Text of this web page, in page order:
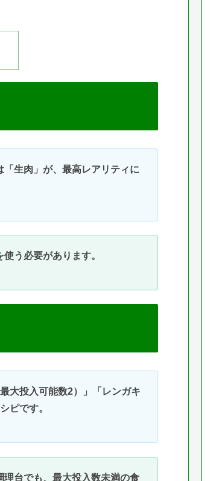
生肉」が、最高レアリティに
う必要があります。
大投入可能数2）」「レンガキ
ピです。
理台でも、最大投入数未満の食